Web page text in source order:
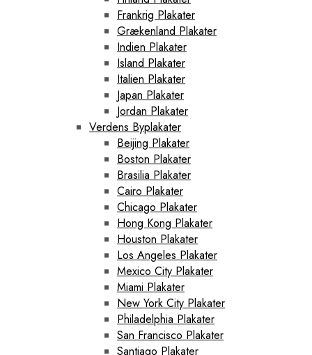
Frankrig Plakater
Grækenland Plakater
Indien Plakater
Island Plakater
Italien Plakater
Japan Plakater
Jordan Plakater
Verdens Byplakater
Beijing Plakater
Boston Plakater
Brasilia Plakater
Cairo Plakater
Chicago Plakater
Hong Kong Plakater
Houston Plakater
Los Angeles Plakater
Mexico City Plakater
Miami Plakater
New York City Plakater
Philadelphia Plakater
San Francisco Plakater
Santiago Plakater